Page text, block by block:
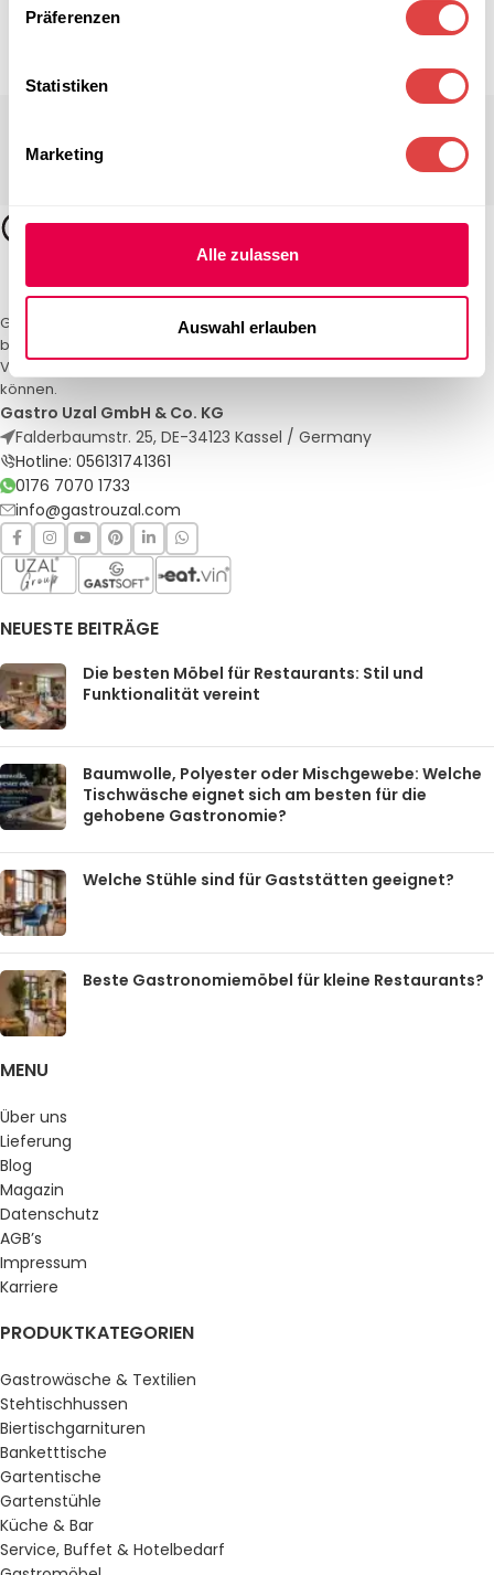
Präferenzen
Statistiken
Marketing
Alle zulassen
Auswahl erlauben
Gastro Uzal – Ihr Spezialist für Gastronomiemöbel und -textilien. Wir
bieten maßgeschneiderte Lösungen für Restaurants, Hotels und
Veranstaltungen. Qualität und Service, auf die Sie sich verlassen
können.
Gastro Uzal GmbH & Co. KG
Falderbaumstr. 25, DE-34123 Kassel / Germany
Hotline: 056131741361
0176 7070 1733
info@gastrouzal.com
NEUESTE BEITRÄGE
Die besten Möbel für Restaurants: Stil und
Funktionalität vereint
Baumwolle, Polyester oder Mischgewebe: Welche
Tischwäsche eignet sich am besten für die
gehobene Gastronomie?
Welche Stühle sind für Gaststätten geeignet?
Beste Gastronomiemöbel für kleine Restaurants?
MENU
Über uns
Lieferung
Blog
Magazin
Datenschutz
AGB’s
Impressum
Karriere
PRODUKTKATEGORIEN
Gastrowäsche & Textilien
Stehtischhussen
Biertischgarnituren
Banketttische
Gartentische
Gartenstühle
Küche & Bar
Service, Buffet & Hotelbedarf